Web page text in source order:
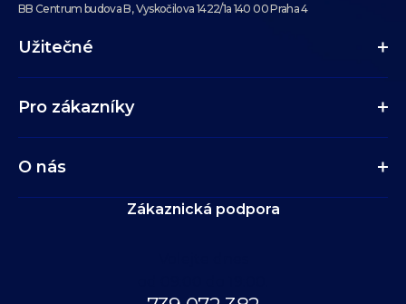
BB Centrum budova B, Vyskočilova 1422/1a 140 00 Praha 4
Užitečné
Pro zákazníky
O nás
Zákaznická podpora